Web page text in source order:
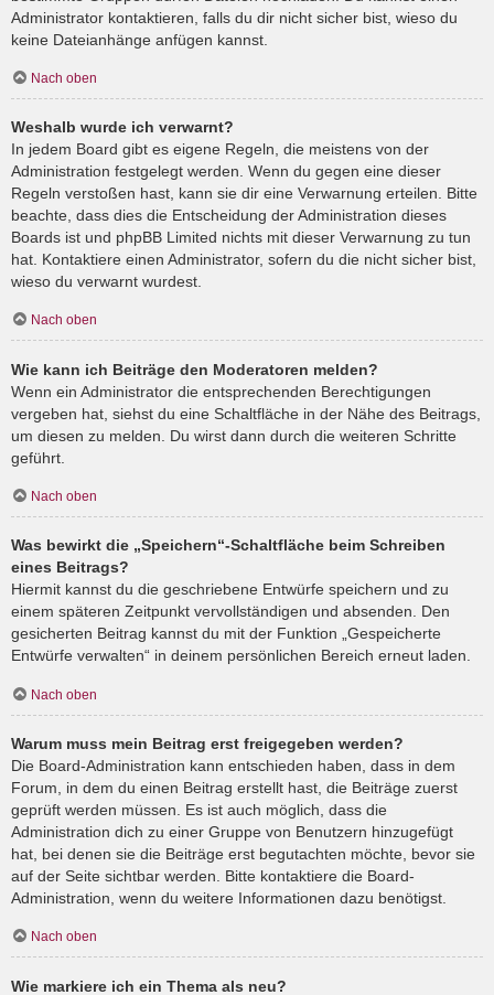
Administrator kontaktieren, falls du dir nicht sicher bist, wieso du
keine Dateianhänge anfügen kannst.
Nach oben
Weshalb wurde ich verwarnt?
In jedem Board gibt es eigene Regeln, die meistens von der
Administration festgelegt werden. Wenn du gegen eine dieser
Regeln verstoßen hast, kann sie dir eine Verwarnung erteilen. Bitte
beachte, dass dies die Entscheidung der Administration dieses
Boards ist und phpBB Limited nichts mit dieser Verwarnung zu tun
hat. Kontaktiere einen Administrator, sofern du die nicht sicher bist,
wieso du verwarnt wurdest.
Nach oben
Wie kann ich Beiträge den Moderatoren melden?
Wenn ein Administrator die entsprechenden Berechtigungen
vergeben hat, siehst du eine Schaltfläche in der Nähe des Beitrags,
um diesen zu melden. Du wirst dann durch die weiteren Schritte
geführt.
Nach oben
Was bewirkt die „Speichern“-Schaltfläche beim Schreiben
eines Beitrags?
Hiermit kannst du die geschriebene Entwürfe speichern und zu
einem späteren Zeitpunkt vervollständigen und absenden. Den
gesicherten Beitrag kannst du mit der Funktion „Gespeicherte
Entwürfe verwalten“ in deinem persönlichen Bereich erneut laden.
Nach oben
Warum muss mein Beitrag erst freigegeben werden?
Die Board-Administration kann entschieden haben, dass in dem
Forum, in dem du einen Beitrag erstellt hast, die Beiträge zuerst
geprüft werden müssen. Es ist auch möglich, dass die
Administration dich zu einer Gruppe von Benutzern hinzugefügt
hat, bei denen sie die Beiträge erst begutachten möchte, bevor sie
auf der Seite sichtbar werden. Bitte kontaktiere die Board-
Administration, wenn du weitere Informationen dazu benötigst.
Nach oben
Wie markiere ich ein Thema als neu?